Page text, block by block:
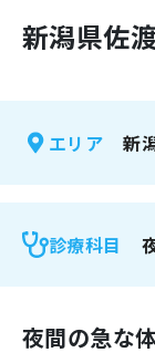
花粉症
感染症
よくあるご質
新潟県佐
エリア 新
診療科目
夜間の急な